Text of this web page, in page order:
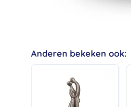
Anderen bekeken ook: